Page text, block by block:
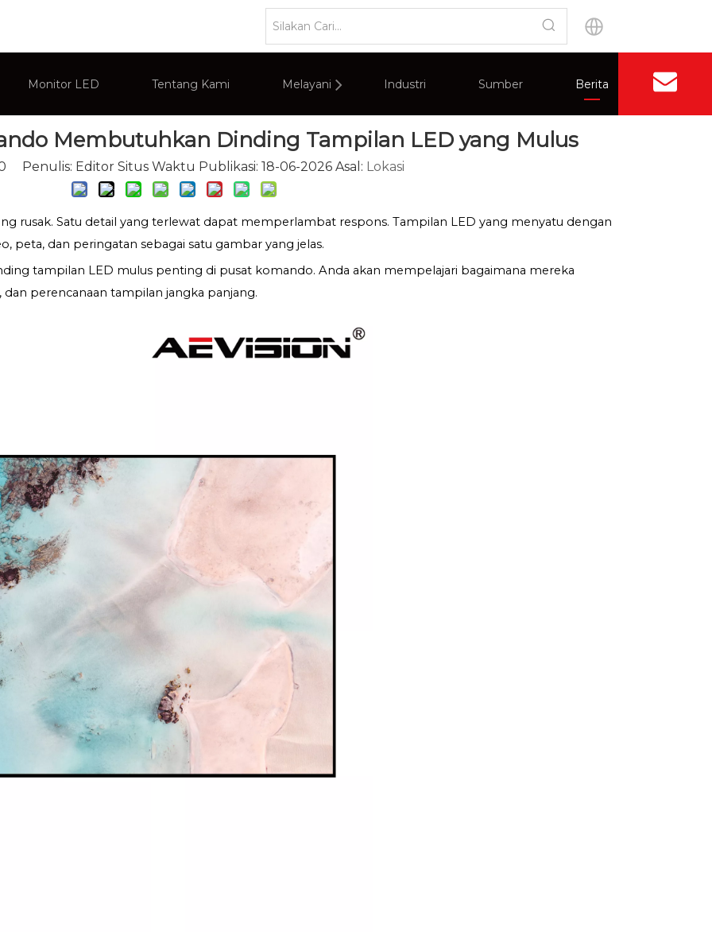
CCTV Pemantau PC Penyambungan Tampilan Dinding
Cerdas Tampilan Iklan Komersial
Monitor LED Tentang Kami
Ikhtisar Perusahaan Keuntungan
Melayani Industri
Aplikasi
Sumber
Pertanyaan Umum
Berita Hubungi
Membutuhkan Dinding Tampilan LED yang Mulus
Penulis: Editor Situs Waktu Publikasi: 18-06-2026 Asal: Lokasi
rusak. Satu detail yang terlewat dapat memperlambat respons. Tampilan LED yang menyatu dengan
peta, dan peringatan sebagai satu gambar yang jelas.
tampilan LED mulus penting di pusat komando. Anda akan mempelajari bagaimana mereka
perencanaan tampilan jangka panjang.